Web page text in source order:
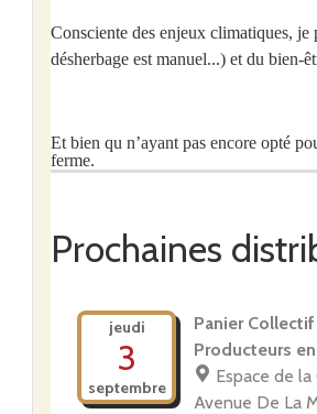
Consciente des enjeux climatiques, je
désherbage est manuel...) et du bien-
Et bien qu n’ayant pas encore opté
ferme.
Prochaines
jeudi
3
septembre
Panier Collectif
Producteurs
Espace de la
Avenue De La